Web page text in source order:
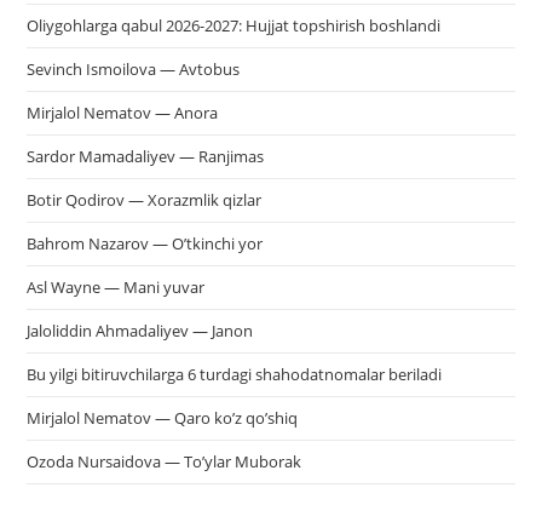
Oliygohlarga qabul 2026-2027: Hujjat topshirish boshlandi
Sevinch Ismoilova — Avtobus
Mirjalol Nematov — Anora
Sardor Mamadaliyev — Ranjimas
Botir Qodirov — Xorazmlik qizlar
Bahrom Nazarov — O’tkinchi yor
Asl Wayne — Mani yuvar
Jaloliddin Ahmadaliyev — Janon
Bu yilgi bitiruvchilarga 6 turdagi shahodatnomalar beriladi
Mirjalol Nematov — Qaro ko’z qo’shiq
Ozoda Nursaidova — To’ylar Muborak